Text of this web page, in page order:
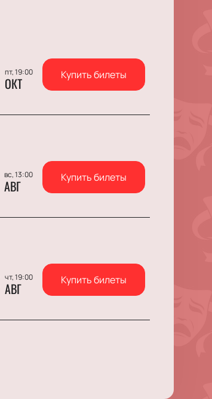
пт, 19:00
ОКТ Купить билеты
вс, 13:00
АВГ Купить билеты
чт, 19:00
АВГ Купить билеты